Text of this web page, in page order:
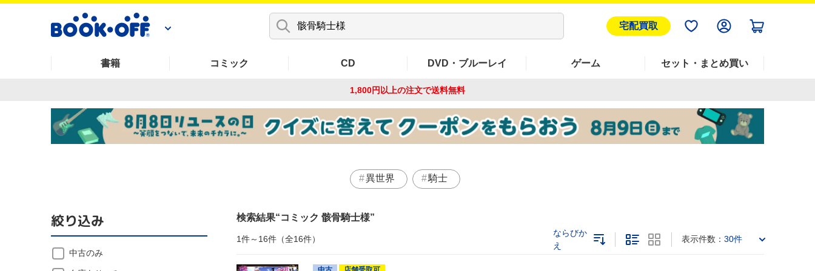
宅配買取
書籍 コミック CD DVD・ブルーレイ ゲーム セット・まとめ買い
1,800円以上の注文で送料無料
異世界 騎士
検索結果 コミック 骸骨騎士様
1件～16件（全16件）
ならびか
え
表示件数： 30件
絞り込み
中古のみ